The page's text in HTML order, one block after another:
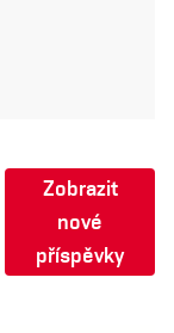
Zobrazit
nové
příspěvky